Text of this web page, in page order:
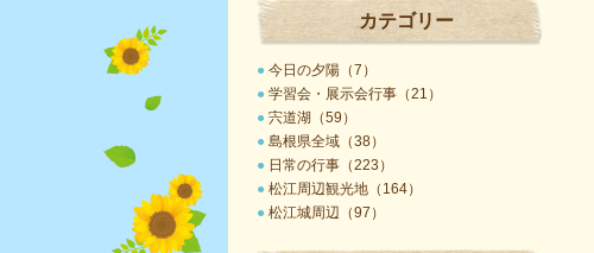
カテゴリー
● 今日の夕陽（7）
● 学習会・展示会行事（21）
● 宍道湖（59）
● 島根県全域（38）
● 日常の行事（223）
● 松江周辺観光地（164）
● 松江城周辺（97）